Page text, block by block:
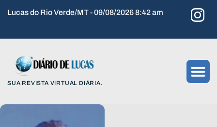
Lucas do Rio Verde/MT - 09/08/2026 8:42 am
SUA REVISTA VIRTUAL DIÁRIA.